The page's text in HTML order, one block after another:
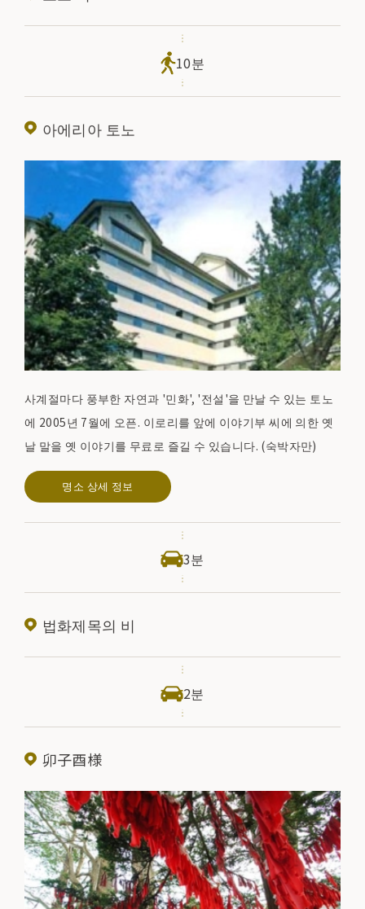
10분
아에리아 토노
사계절마다 풍부한 자연과 '민화', '전설'을 만날 수 있는 토노
에 2005년 7월에 오픈. 이로리를 앞에 이야기부 씨에 의한 옛
날 말을 옛 이야기를 무료로 즐길 수 있습니다. (숙박자만)
명소 상세 정보
3분
법화제목의 비
2분
卯子酉様